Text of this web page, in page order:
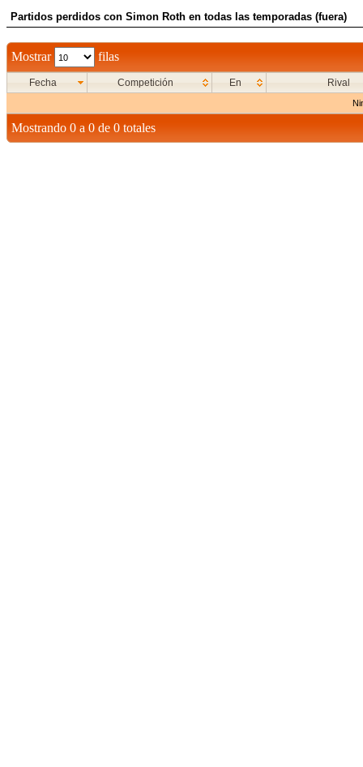
Partidos perdidos con Simon Roth en todas las temporadas (fuera)
Mostrar filas
Fecha Competición En Rival
Mostrando 0 a 0 de 0 totales